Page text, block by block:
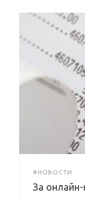
#НОВОСТИ
За